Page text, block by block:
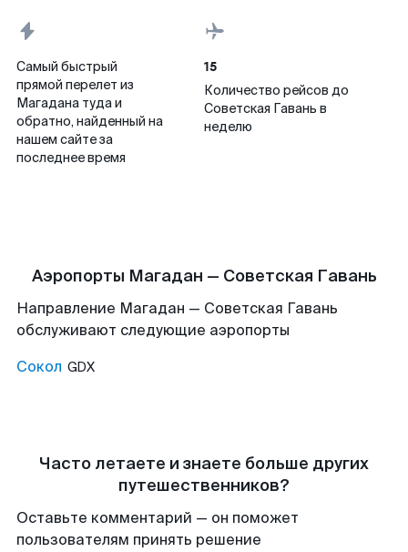
Самый быстрый
прямой перелет из
Магадана туда и
обратно, найденный на
нашем сайте за
последнее время
15
Количество рейсов до
Советская Гавань в
неделю
Аэропорты Магадан — Советская Гавань
Направление Магадан — Советская Гавань
обслуживают следующие аэропорты
Сокол GDX
Часто летаете и знаете больше других
путешественников?
Оставьте комментарий — он поможет
пользователям принять решение